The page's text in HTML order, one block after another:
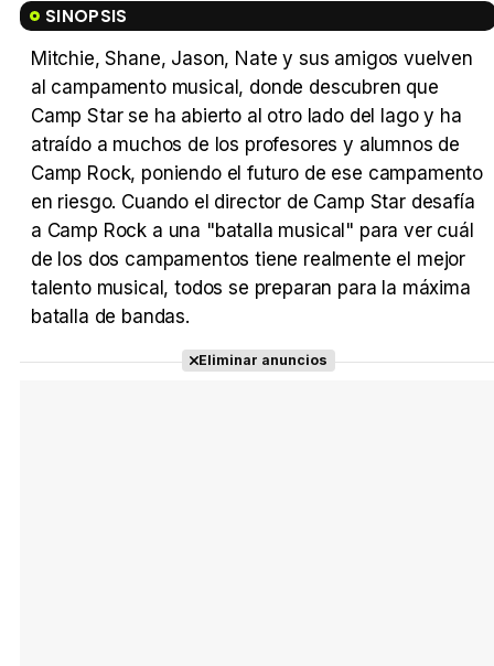
Tráiler Oficial en VOSE 'The Audacity'
Tráiler en español 'Outcome' (2026)
SINOPSIS
Mitchie, Shane, Jason, Nate y sus amigos vuelven
al campamento musical, donde descubren que
Camp Star se ha abierto al otro lado del lago y ha
atraído a muchos de los profesores y alumnos de
Camp Rock, poniendo el futuro de ese campamento
en riesgo. Cuando el director de Camp Star desafía
a Camp Rock a una "batalla musical" para ver cuál
de los dos campamentos tiene realmente el mejor
talento musical, todos se preparan para la máxima
batalla de bandas.
Eliminar anuncios